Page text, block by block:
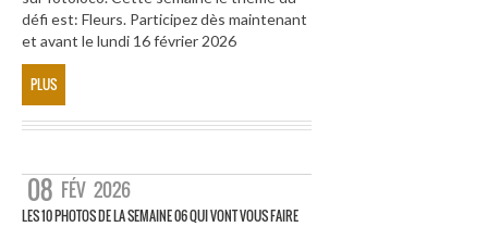
défi est: Fleurs. Participez dès maintenant
et avant le lundi 16 février 2026
PLUS
08 FÉV 2026
LES 10 PHOTOS DE LA SEMAINE 06 QUI VONT VOUS FAIRE